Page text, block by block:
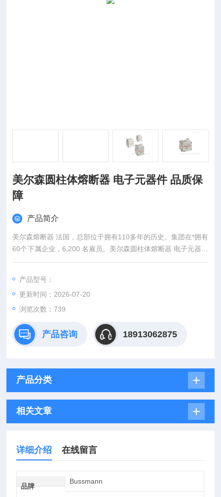
美尔森圆柱体熔断器 电子元器件 品质保
障
产品简介
美尔森熔断器 法国，总部位于拥有110多年的历史。集团在*拥有
60个下属企业，6,200 名雇员。美尔森圆柱体熔断器 电子元器件
品质保障
产品型号：
更新时间：2026-07-20
浏览次数：739
产品咨询 18913062875
产品分类
相关文章
详细介绍 在线留言
品牌
Bussmann